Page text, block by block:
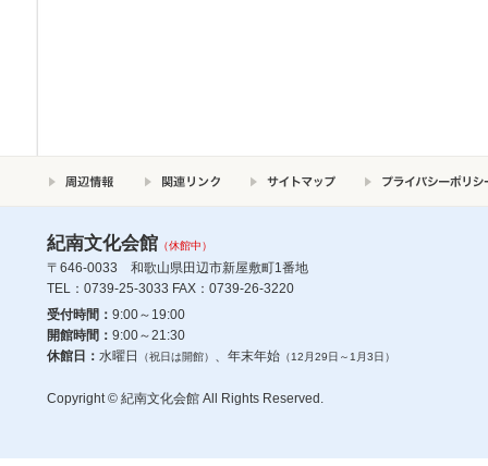
紀南文化会館 （休館中）
〒646-0033 和歌山県田辺市新屋敷町1番地
TEL：0739-25-3033 FAX：0739-26-3220
受付時間： 9:00～19:00
開館時間： 9:00～21:30
休館日： 水曜日 （祝日は開館） 、年末年始（12月29日～1月3日）
Copyright © 紀南文化会館 All Rights Reserved.